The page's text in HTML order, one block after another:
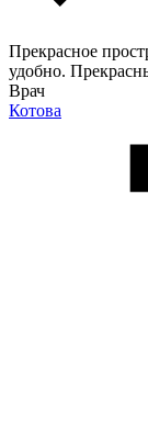
Прекрасное
удобно.
Врач
Котова